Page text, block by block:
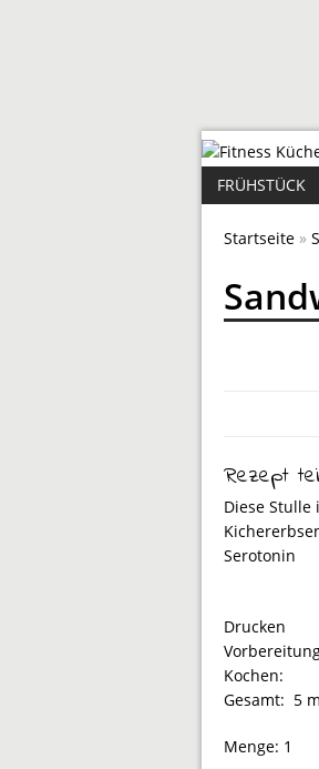
FRÜHSTÜCK
Startseite »
Rezept
Diese Stulle
Serotonin
Drucken
Kochen:
Gesamt: 5
Menge: 1